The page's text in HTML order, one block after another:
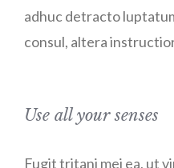
adhuc detracto
consul, altera
Use all your senses
Fugit tritani mei ea, ut